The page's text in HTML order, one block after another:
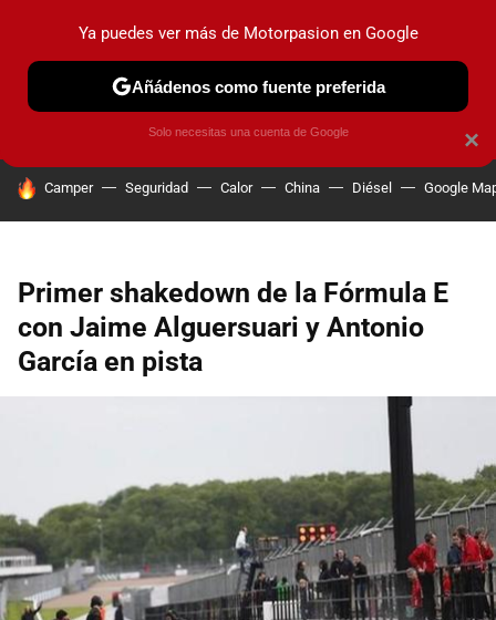
PRUEBAS COCHES ELÉCTRICOS OBSERVATORIO
HOY SE HABLA DE
Camper Seguridad Calor China Diésel Google
Primer shakedown de la Fórmula E
con Jaime Alguersuari y Antonio
García en pista
×
Ya puedes ver más de Motorpasion en Google
Añádenos como fuente preferida
Solo necesitas una cuenta de Google